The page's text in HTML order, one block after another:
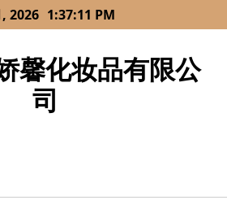
2026 1:37:11 PM
馨化妆品有限公
司